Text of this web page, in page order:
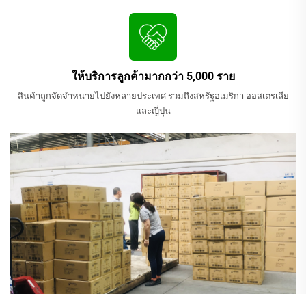
ให้บริการลูกค้ามากกว่า 5,000 ราย
สินค้าถูกจัดจำหน่ายไปยังหลายประเทศ รวมถึงสหรัฐอเมริกา ออสเตรเลีย
และญี่ปุ่น